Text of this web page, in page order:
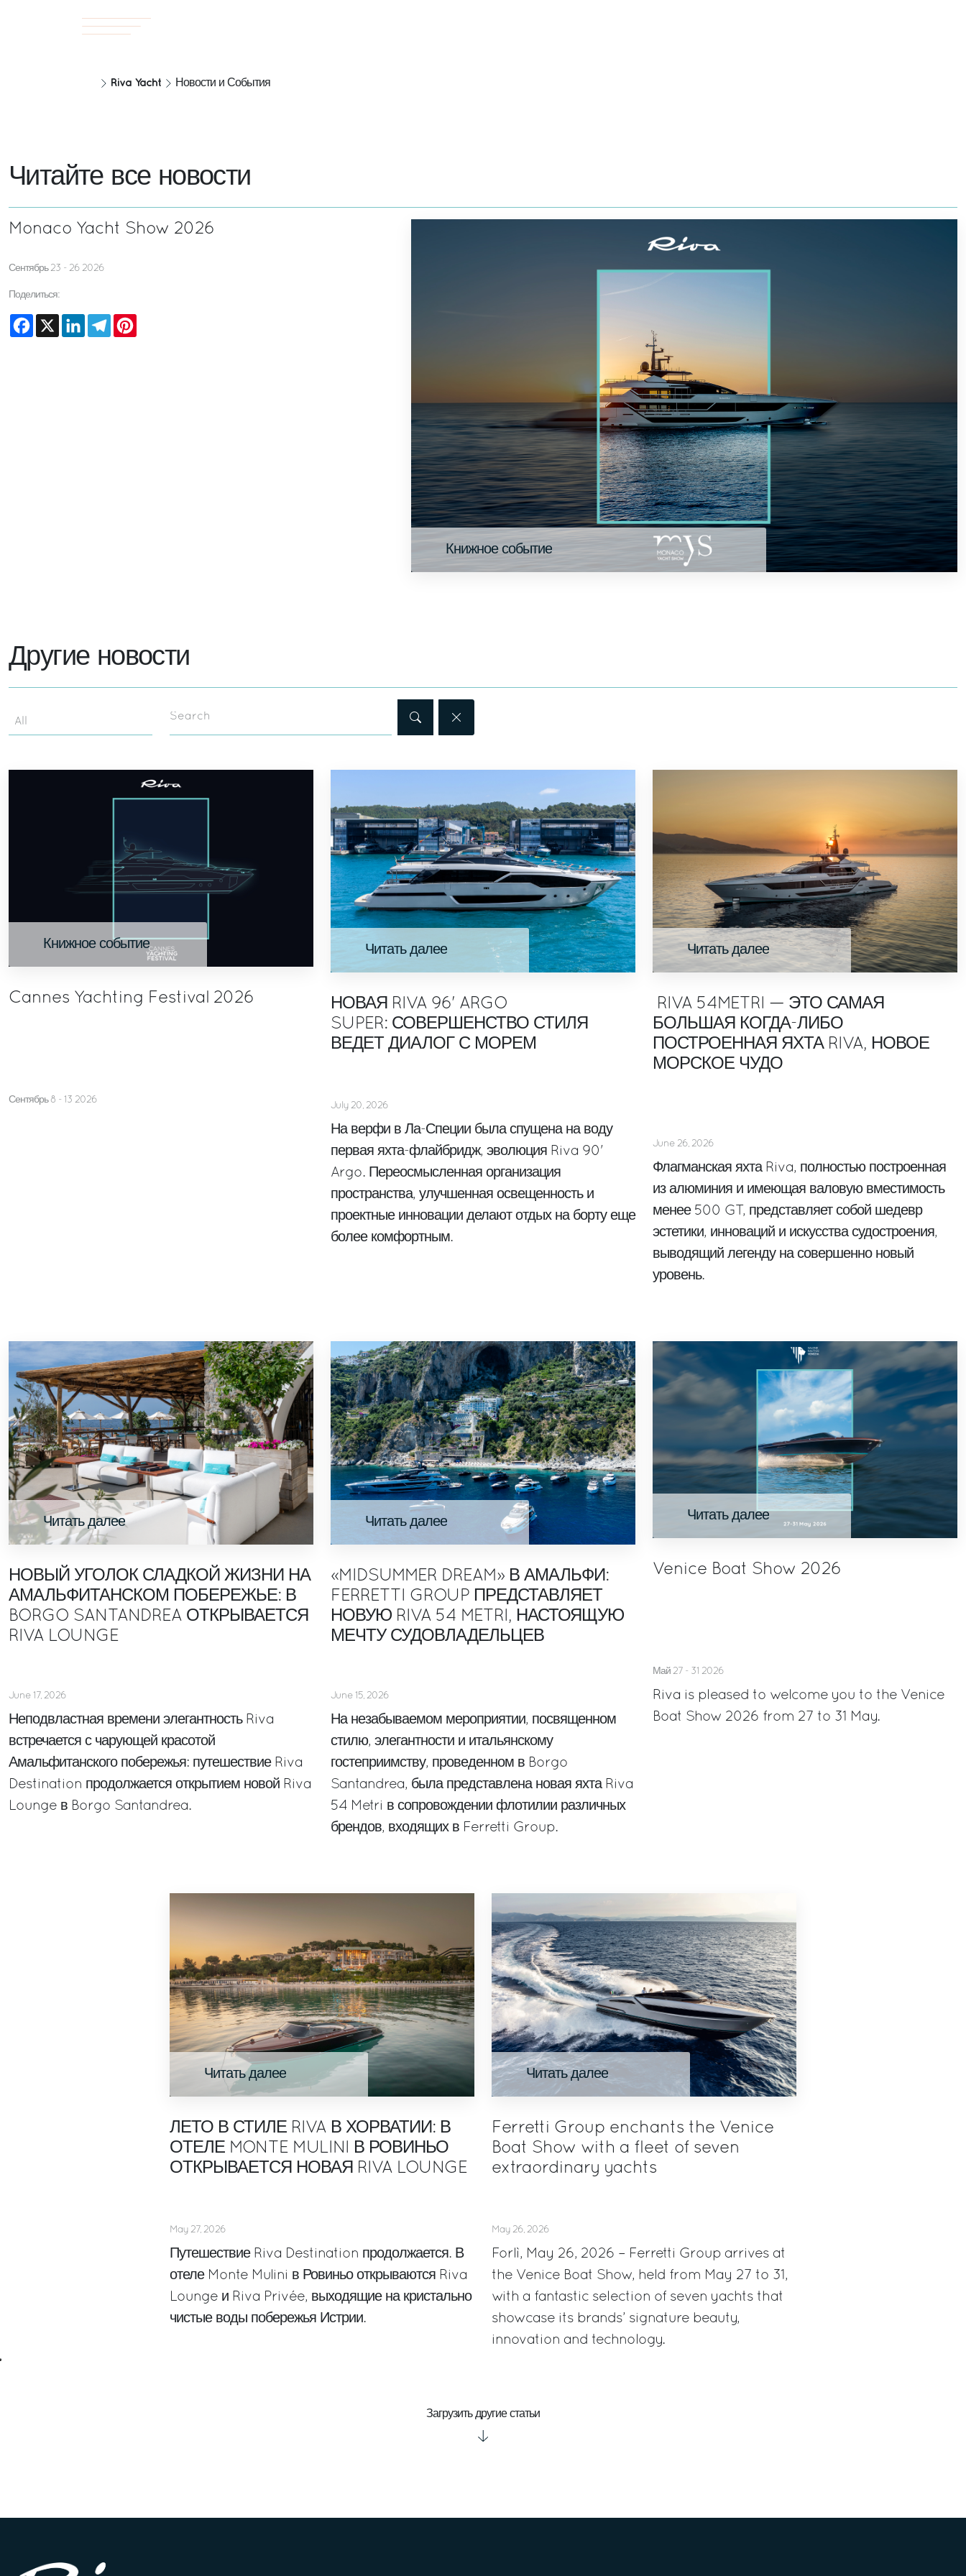
Riva Yacht Новости и События
Читайте все новости
Monaco Yacht Show 2026
Сентябрь 23 - 26 2026
Поделиться:
Facebook
X LinkedInTelegram
Книжное событие
Другие новости
Книжное событие
Cannes Yachting Festival 2026
Сентябрь 8 - 13 2026
Читать далее
НОВАЯ RIVA 96' ARGO
SUPER: СОВЕРШЕНСТВО СТИЛЯ
ВЕДЕТ ДИАЛОГ С МОРЕМ
July 20, 2026
На верфи в Ла-Специи была спущена на воду
первая яхта-флайбридж, эволюция Riva 90'
Argo. Переосмысленная организация
пространства, улучшенная освещенность и
проектные инновации делают отдых на борту еще
более комфортным.
Читать далее
RIVA 54METRI — ЭТО САМАЯ
БОЛЬШАЯ КОГДА-ЛИБО
ПОСТРОЕННАЯ ЯХТА RIVA, НОВОЕ
МОРСКОЕ ЧУДО
June 26, 2026
Флагманская яхта Riva, полностью построенная
из алюминия и имеющая валовую вместимость
менее 500 GT, представляет собой шедевр
эстетики, инноваций и искусства судостроения,
выводящий легенду на совершенно новый
уровень.
Читать далее
НОВЫЙ УГОЛОК СЛАДКОЙ ЖИЗНИ НА
АМАЛЬФИТАНСКОМ ПОБЕРЕЖЬЕ: В
BORGO SANTANDREA ОТКРЫВАЕТСЯ
RIVA LOUNGE
June 17, 2026
Неподвластная времени элегантность Riva
встречается с чарующей красотой
Амальфитанского побережья: путешествие Riva
Destination продолжается открытием новой Riva
Lounge в Borgo Santandrea.
Читать далее
«MIDSUMMER DREAM» В АМАЛЬФИ:
FERRETTI GROUP ПРЕДСТАВЛЯЕТ
НОВУЮ RIVA 54 METRI, НАСТОЯЩУЮ
МЕЧТУ СУДОВЛАДЕЛЬЦЕВ
June 15, 2026
На незабываемом мероприятии, посвященном
стилю, элегантности и итальянскому
гостеприимству, проведенном в Borgo
Santandrea, была представлена новая яхта Riva
54 Metri в сопровождении флотилии различных
брендов, входящих в Ferretti Group.
Читать далее
Venice Boat Show 2026
Май 27 - 31 2026
Riva is pleased to welcome you to the Venice
Boat Show 2026 from 27 to 31 May.
Читать далее
ЛЕТО В СТИЛЕ RIVA В ХОРВАТИИ: В
ОТЕЛЕ MONTE MULINI В РОВИНЬО
ОТКРЫВАЕТСЯ НОВАЯ RIVA LOUNGE
May 27, 2026
Путешествие Riva Destination продолжается. В
отеле Monte Mulini в Ровиньо открываются Riva
Lounge и Riva Privée, выходящие на кристально
чистые воды побережья Истрии.
Читать далее
Ferretti Group enchants the Venice
Boat Show with a fleet of seven
extraordinary yachts
May 26, 2026
Forlì, May 26, 2026 – Ferretti Group arrives at
the Venice Boat Show, held from May 27 to 31,
with a fantastic selection of seven yachts that
showcase its brands’ signature beauty,
innovation and technology.
Загрузить другие статьи